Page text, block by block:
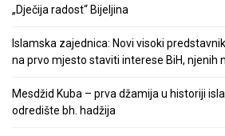
„Dječija radost“ Bijeljina
Islamska zajednica: Novi visoki
na prvo mjesto staviti interese BiH, njenih
Mesdžid Kuba – prva džamija u historiji
odredište bh. hadžija